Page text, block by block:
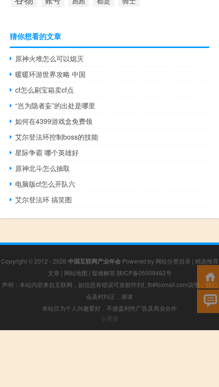
猜你想看的文章
原神火堆怎么可以熄灭
暖暖环游世界攻略 中国
cf怎么刷宝箱卖cf点
“岂为隐者妄”的出处是哪里
如何在4399游戏盒免费领
艾尔登法环控制boss的技能
星际争霸 哪个英雄好
原神北斗怎么抽取
电脑版cf怎么开队六
艾尔登法环 搞笑图
Copyright © 2012 - 2026 中国互联网产业年会Powered by 网站分类目录 | 精选推荐
文章 | 网站地图 | 疑难解答 陕ICP备05009492号
声明：本站内容来自互联网，如信息有错误可发邮件到f_fb#foxmail.com说明，我们
会及时纠正，谢谢
本站仅为个人兴趣爱好，不接盈利性广告及商业合作
小男孩